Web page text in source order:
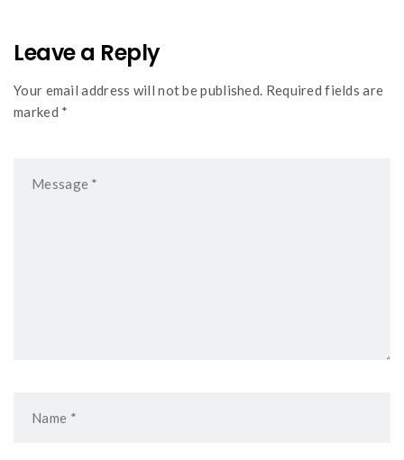
Leave a Reply
Your email address will not be published. Required fields are
marked *